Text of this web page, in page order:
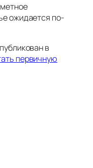
ожидается по-
в
первичную